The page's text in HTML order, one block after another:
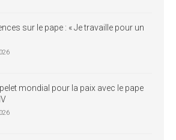
sur le pape : « Je travaille pour un
mondial pour la paix avec le pape